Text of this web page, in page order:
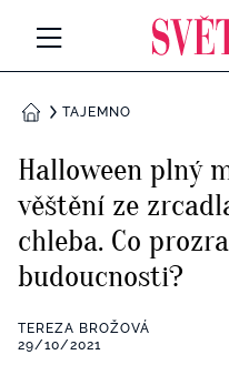
Všechny kategorie
Rozhovory
RETROHUBKY
PSYCHOLOGIE
Seberozvoj
ZDRAVÍ
DOMŮTAJEMNO
Halloween plný
věštění ze
chleba. Co
budoucnosti?
TEREZA BROŽOVÁ
29/10/2021